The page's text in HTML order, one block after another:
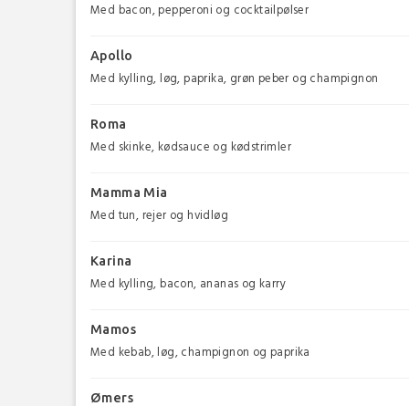
Med bacon, pepperoni og cocktailpølser
Apollo
Med kylling, løg, paprika, grøn peber og champignon
Roma
Med skinke, kødsauce og kødstrimler
Mamma Mia
Med tun, rejer og hvidløg
Karina
Med kylling, bacon, ananas og karry
Mamos
Med kebab, løg, champignon og paprika
Ømers